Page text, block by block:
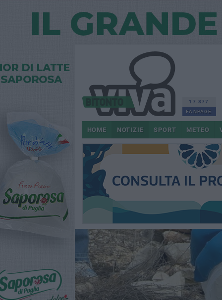
17.877
FANPAGE
HOME NOTIZIE SPORT METEO